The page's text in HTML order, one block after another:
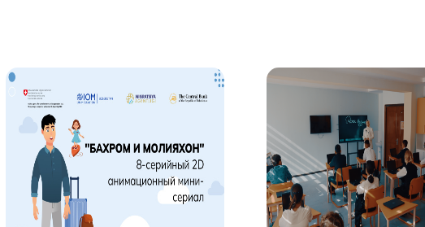
Денежно-кредитная
политика и ее
элементы
Финансовая
безопасность
Исламское